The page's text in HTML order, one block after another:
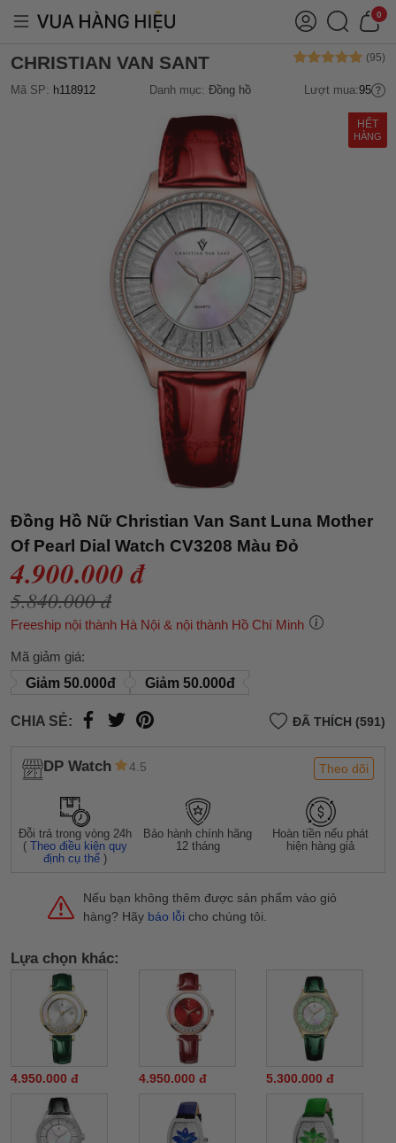
0
CHRISTIAN VAN SANT
Mã SP: h118912 Danh mục: Đồng hồ Lượt mua:95
HẾT
HÀNG
Đồng Hồ Nữ Christian Van Sant Luna Mother
Of Pearl Dial Watch CV3208 Màu Đỏ
4.900.000 đ
5.840.000 đ
Freeship nội thành Hà Nội & nội thành Hồ Chí Minh
Mã giảm giá:
Giảm 50.000đ
Giảm 50.000đ
CHIA SẺ: ĐÃ THÍCH (591)
DP Watch 4.5 Theo dõi
Đỗi trả trong vòng 24h
(Theo điều kiện quy
định cụ thể )
Bảo hành chính hãng
12 tháng
Hoàn tiền nếu phát
hiện hàng giả
Nếu bạn không thêm được sản phẩm vào giỏ
hàng? Hãy báo lỗi cho chúng tôi.
Lựa chọn khác:
4.950.000 đ 4.950.000 đ 5.300.000 đ